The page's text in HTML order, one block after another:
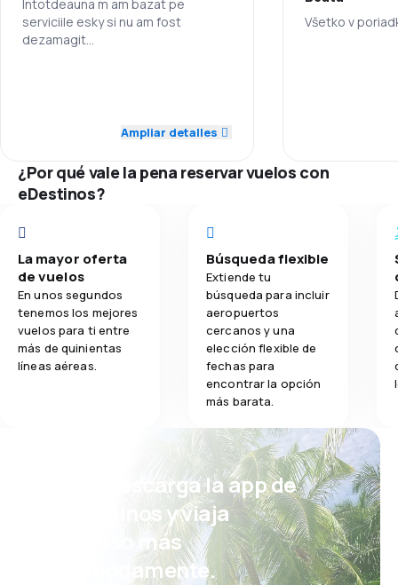
Comodidad de viaje
Intotdeauna m am bazat pe
serviciile esky si nu am fost
dezamagit
5.0
Red de conexiones 5.0
Comodidad de viaje 5.0
Transporte de equipaje 5.0
Ampliar detalles
Všetko v
Comodidad
Transporte
¿Por qué vale la pena reservar vuelos con
eDestinos?
La mayor oferta
de vuelos
En unos segundos
tenemos los mejores
vuelos para ti entre
más de quinientas
líneas aéreas.
Búsqueda flexible
Extiende tu
búsqueda para incluir
aeropuertos
cercanos y una
elección flexible de
fechas para
encontrar la opción
más barata.
¡Eh! Descarga la app de
eDestinos y viaja
incluso más
cómodamente.